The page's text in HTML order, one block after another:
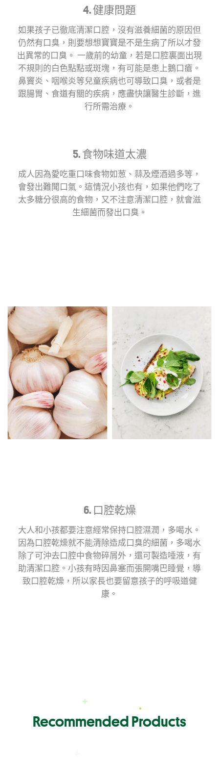
4. 健康問題
如果孩子已徹底清潔口腔，沒有滋養細菌的原因但
仍然有口臭，則要想想寶寶是不是生病了所以才發
出異常的口臭。 一歲前的幼童，若是口腔裏面出現
不規則的白色點點或斑塊，有可能是患上鵝口瘡。
鼻竇炎、咽喉炎等兒童疾病也可導致口臭，或者是
跟腸胃、食道有關的疾病，應盡快讓醫生診斷，進
行所需治療。
5. 食物味道太濃
成人因為愛吃重口味食物如葱、蒜及煙酒過多等，
會發出難聞口氣。這情況小孩也有，如果他們吃了
太多糖分很高的食物，又不注意清潔口腔，就會滋
生細菌而發出口臭。
6. 口腔乾燥
大人和小孩都要注意經常保持口腔濕潤，多喝水。
因為口腔乾燥就不能清除造成口臭的細菌，多喝水
除了可沖去口腔中食物碎屑外，還可製造唾液，有
助清潔口腔。小孩有時因鼻塞而張開嘴巴睡覺，導
致口腔乾燥，所以家長也要留意孩子的呼吸道健
康。
Recommended Products